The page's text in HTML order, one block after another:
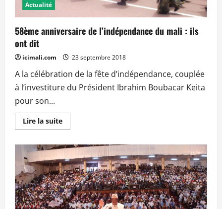
Actualité
58ème anniversaire de l’indépendance du mali : ils
ont dit
icimali.com 23 septembre 2018
A la célébration de la fête d’indépendance, couplée
à l’investiture du Président Ibrahim Boubacar Keita
pour son...
Lire la suiteEn
savoir
58ème
anniversaire
de
l’indépendance
du
mali :
ils
ont
dit